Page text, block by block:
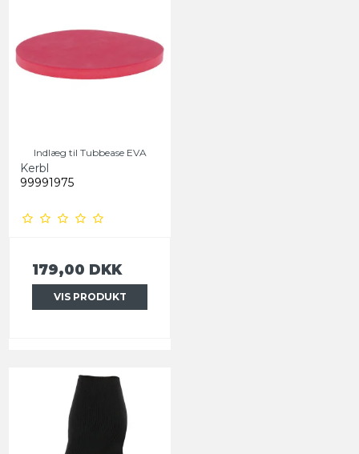
Indlæg til Tubbease EVA
Kerbl
99991975
179,00 DKK
VIS PRODUKT